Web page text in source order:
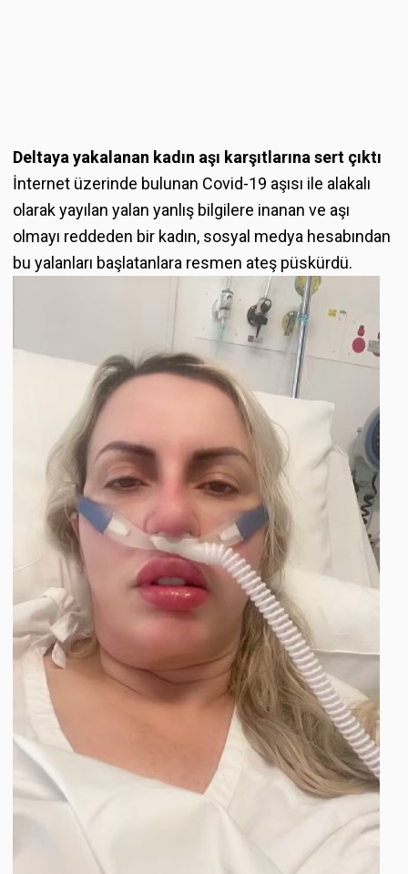
Deltaya yakalanan kadın aşı karşıtlarına sert çıktı
İnternet üzerinde bulunan Covid-19 aşısı ile alakalı
olarak yayılan yalan yanlış bilgilere inanan ve aşı
olmayı reddeden bir kadın, sosyal medya hesabından
bu yalanları başlatanlara resmen ateş püskürdü.